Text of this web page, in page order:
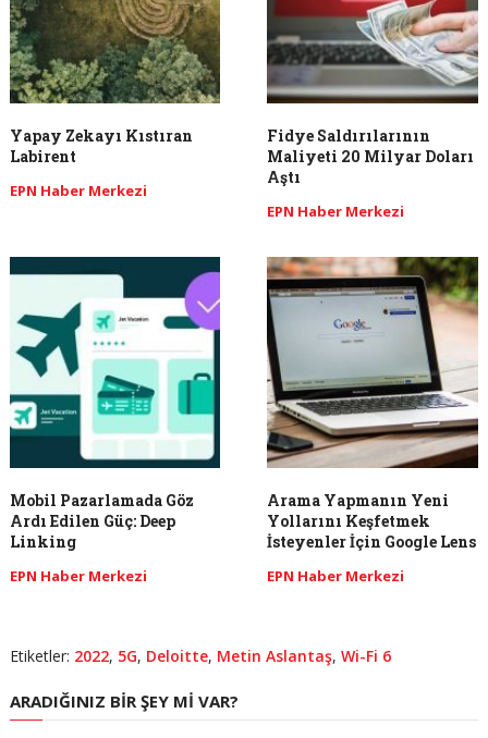
Yapay Zekayı Kıstıran
Labirent
EPN Haber Merkezi
Fidye Saldırılarının
Maliyeti 20 Milyar Doları
Aştı
EPN Haber Merkezi
Mobil Pazarlamada Göz
Ardı Edilen Güç: Deep
Linking
EPN Haber Merkezi
Arama Yapmanın Yeni
Yollarını Keşfetmek
İsteyenler İçin Google Lens
EPN Haber Merkezi
Etiketler: 2022, 5G, Deloitte, Metin Aslantaş, Wi-Fi 6
ARADIĞINIZ BIR ŞEY MI VAR?